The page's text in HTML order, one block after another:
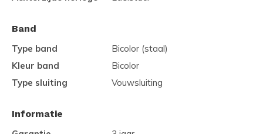
Band
Type band
Bicolor (staal)
Kleur band
Bicolor
Type sluiting
Vouwsluiting
Informatie